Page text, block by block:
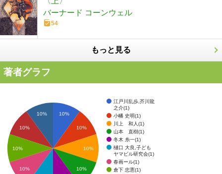
バーナード コーンウェル
54
もっと見る
著者グラフ
江戸川乱歩,芥川龍
之介(1)
小幡 史明(1)
川上 和人(1)
山本 直樹(1)
冬木 糸一(1)
樋口 大良,子ども
ヤマビル研究会(1)
春画ール(1)
倉下 忠憲(1)
10%
10%
10%
10%
10%
10%
10%
10%